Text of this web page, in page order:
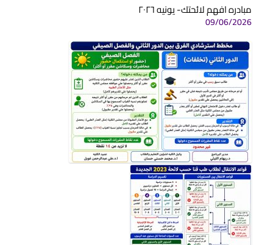
مبادره افهم لائحتك- يونيه ٢٠٢٦
09/06/2026